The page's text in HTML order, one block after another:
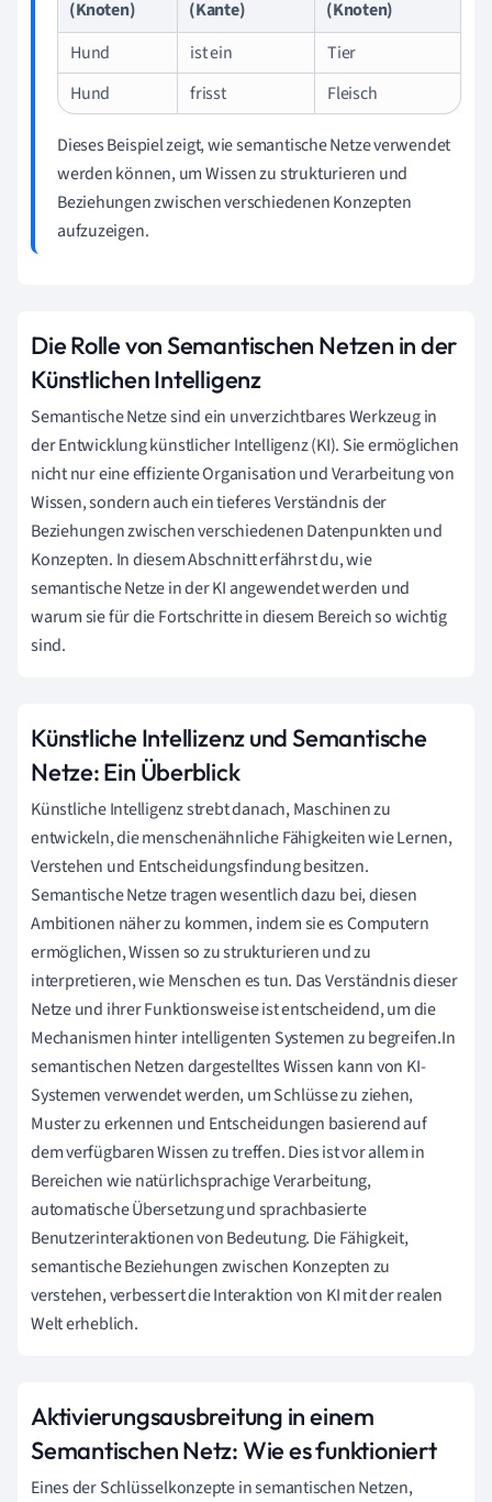
(Knoten) (Kante)
(Knoten)
Hund
ist ein
Tier
Hund
frisst Fleisch
Dieses Beispiel zeigt, wie semantische Netze verwendet
werden können, um Wissen zu strukturieren und
Beziehungen zwischen verschiedenen Konzepten
aufzuzeigen.
Die Rolle von Semantischen Netzen in der
Künstlichen Intelligenz
Semantische Netze sind ein unverzichtbares Werkzeug in
der Entwicklung künstlicher Intelligenz (KI). Sie ermöglichen
nicht nur eine effiziente Organisation und Verarbeitung von
Wissen, sondern auch ein tieferes Verständnis der
Beziehungen zwischen verschiedenen Datenpunkten und
Konzepten. In diesem Abschnitt erfährst du, wie
semantische Netze in der KI angewendet werden und
warum sie für die Fortschritte in diesem Bereich so wichtig
sind.
Künstliche Intellizenz und Semantische
Netze: Ein Überblick
Künstliche Intelligenz strebt danach, Maschinen zu
entwickeln, die menschenähnliche Fähigkeiten wie Lernen,
Verstehen und Entscheidungsfindung besitzen.
Semantische Netze tragen wesentlich dazu bei, diesen
Ambitionen näher zu kommen, indem sie es Computern
ermöglichen, Wissen so zu strukturieren und zu
interpretieren, wie Menschen es tun. Das Verständnis dieser
Netze und ihrer Funktionsweise ist entscheidend, um die
Mechanismen hinter intelligenten Systemen zu begreifen.In
semantischen Netzen dargestelltes Wissen kann von KI-
Systemen verwendet werden, um Schlüsse zu ziehen,
Muster zu erkennen und Entscheidungen basierend auf
dem verfügbaren Wissen zu treffen. Dies ist vor allem in
Bereichen wie natürlichsprachige Verarbeitung,
automatische Übersetzung und sprachbasierte
Benutzerinteraktionen von Bedeutung. Die Fähigkeit,
semantische Beziehungen zwischen Konzepten zu
verstehen, verbessert die Interaktion von KI mit der realen
Welt erheblich.
Aktivierungsausbreitung in einem
Semantischen Netz: Wie es funktioniert
Eines der Schlüsselkonzepte in semantischen Netzen,